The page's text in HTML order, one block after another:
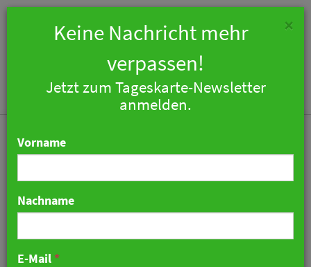
B&B Hotels eröffnet B&B
Hotel Cuxhaven
×
Keine Nachricht mehr
verpassen!
Jetzt zum Tageskarte-Newsletter
anmelden.
Vorname
Nachname
E-Mail *